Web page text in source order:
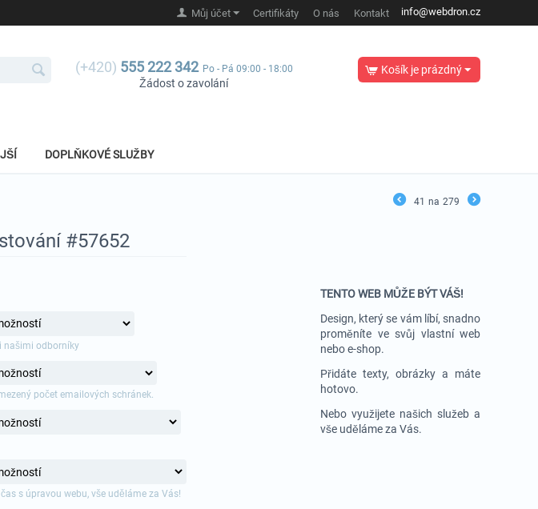
info@webdron.cz
Certifikáty O nás Kontakt
Můj účet
(+420) 555 222 342 Po - Pá 09:00 - 18:00
Žádost o zavolání
Košík je prázdný
DOPLŇKOVÉ SLUŽBY
41 na 279
#57652
TENTO WEB MŮŽE BÝT VÁŠ!
Design, který se vám líbí, snadno
proměníte ve svůj vlastní web
nebo e-shop.
Přidáte texty, obrázky a máte
hotovo.
Nebo využijete našich služeb a
vše uděláme za Vás.
našimi odborníky
počet emailových schránek.
čas s úpravou webu, vše uděláme za Vás!